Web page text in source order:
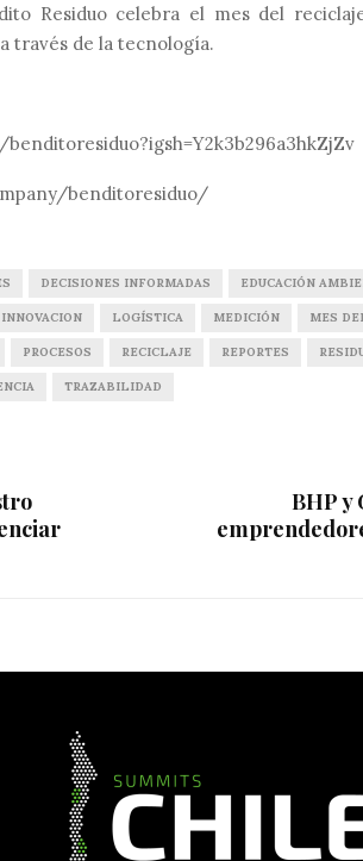
Residuo celebra el mes del
través de la tecnología.
benditoresiduo/
DECISIONES INFORMADAS EDUCACIÓN
INNOVACION LOGÍSTICA MEDICIÓN MES
PROCESOS RECICLAJE REPORTES
TRAZABILIDAD
BHP y